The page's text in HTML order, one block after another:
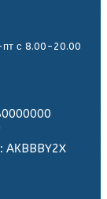
пт с 8.00-20.00
АКBBBY2X